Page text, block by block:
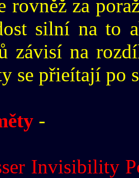
rovněž za
silní na to
závisí na
se přieítají po
-
Invisibility